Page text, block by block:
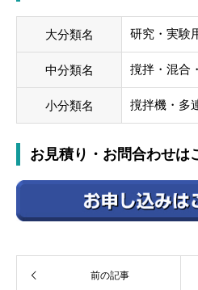
大分類名 研究・実験
中分類名 撹拌・混合
小分類名 撹拌機・多
お見積り・お問合わせは
前の記事